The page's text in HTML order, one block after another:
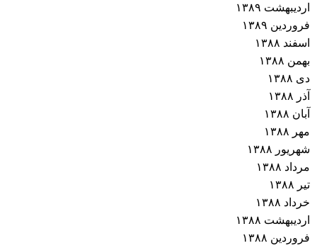
اردیبهشت ۱۳۸۹
فروردین ۱۳۸۹
اسفند ۱۳۸۸
بهمن ۱۳۸۸
دی ۱۳۸۸
آذر ۱۳۸۸
آبان ۱۳۸۸
مهر ۱۳۸۸
شهریور ۱۳۸۸
مرداد ۱۳۸۸
تیر ۱۳۸۸
خرداد ۱۳۸۸
اردیبهشت ۱۳۸۸
فروردین ۱۳۸۸